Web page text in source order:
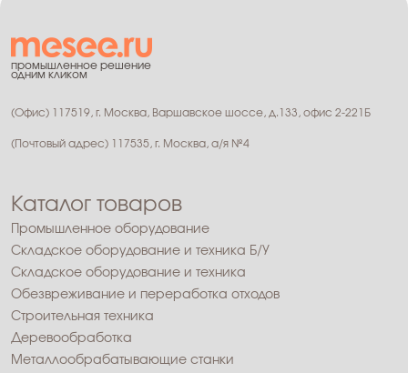
промышленное решение
одним кликом
(Офис) 117519, г. Москва, Варшавское шоссе, д.133, офис 2-221Б
(Почтовый адрес) 117535, г. Москва, а/я №4
Каталог товаров
Промышленное оборудование
Складское оборудование и техника Б/У
Складское оборудование и техника
Обезвреживание и переработка отходов
Строительная техника
Деревообработка
Металлообрабатывающие станки